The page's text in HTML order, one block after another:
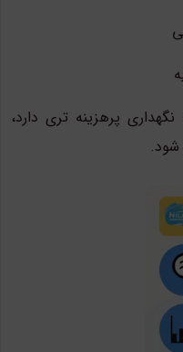
پرهزینه تری دارد،
شود.